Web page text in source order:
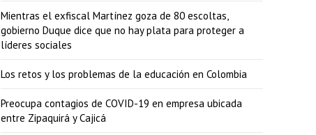
a
b
j
o
p
Mientras el exfiscal Martínez goza de 80 escoltas,
gobierno Duque dice que no hay plata para proteger a
líderes sociales
Los retos y los problemas de la educación en Colombia
Preocupa contagios de COVID-19 en empresa ubicada
entre Zipaquirá y Cajicá